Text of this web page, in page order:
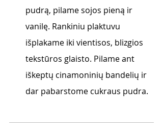
pudrą, pilame sojos pieną ir
vanilę. Rankiniu plaktuvu
išplakame iki vientisos, blizgios
tekstūros glaisto. Pilame ant
iškeptų cinamoninių bandelių ir
dar pabarstome cukraus pudra.